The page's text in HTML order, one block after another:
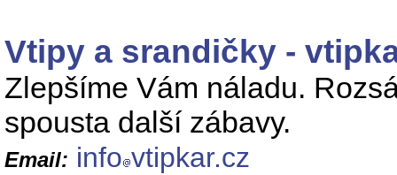
Vtipy a srandičky -
Zlepšíme Vám náladu.
spousta další zábavy.
Email: info vtipkar.cz